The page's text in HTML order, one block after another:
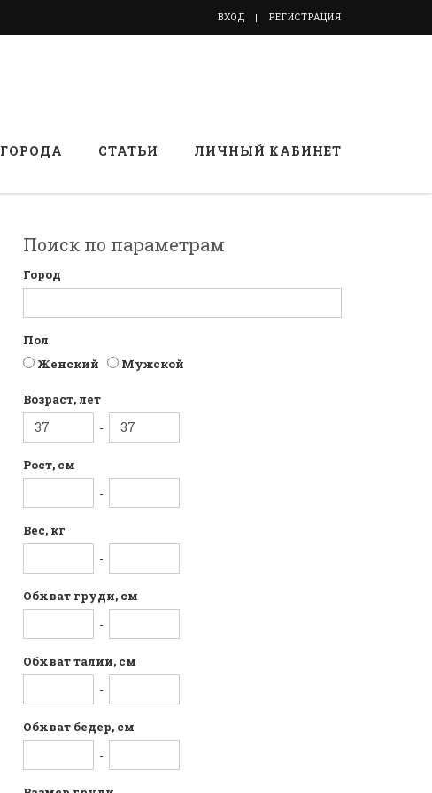
ВХОД РЕГИСТРАЦИЯ
ГОРОДА СТАТЬИ ЛИЧНЫЙ КАБИНЕТ
Поиск по параметрам
Город
Пол
Женский
Мужской
Возраст, лет
-
Рост, см
-
Вес, кг
-
Обхват груди, см
-
Обхват талии, см
-
Обхват бедер, см
-